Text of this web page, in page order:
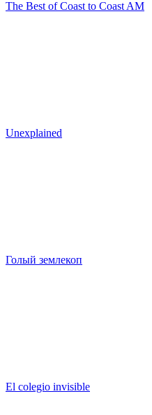
The Best of Coast to Coast AM
Unexplained
Голый землекоп
El colegio invisible